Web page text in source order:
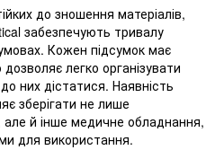
до зношення матеріалів,
забезпечують тривалу
Кожен підсумок має
легко організувати
них дістатися. Наявність
зберігати не лише
але й інше медичне обладнання,
для використання.